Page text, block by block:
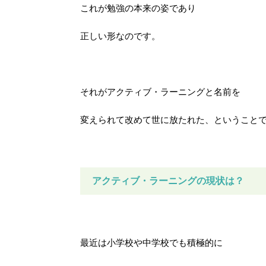
これが勉強の本来の姿であり
正しい形なのです。
それがアクティブ・ラーニングと名前を
変えられて改めて世に放たれた、ということ
アクティブ・ラーニングの現状は？
最近は小学校や中学校でも積極的に